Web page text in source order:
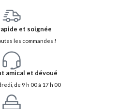
et soignée
les commandes !
amical et dévoué
de 9 h 00 à 17 h 00